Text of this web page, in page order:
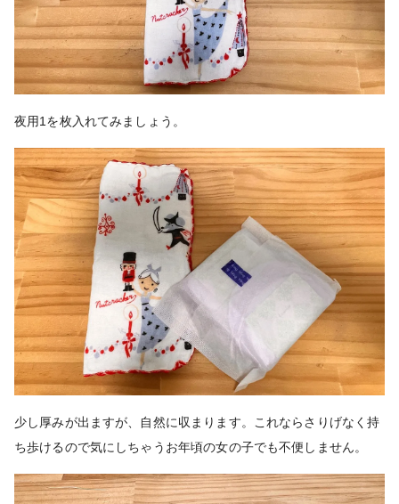
夜用1を枚入れてみましょう。
少し厚みが出ますが、自然に収まります。これならさりげなく持
ち歩けるので気にしちゃうお年頃の女の子でも不便しません。